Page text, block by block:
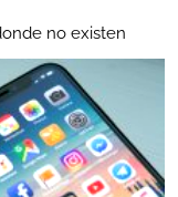
no existen